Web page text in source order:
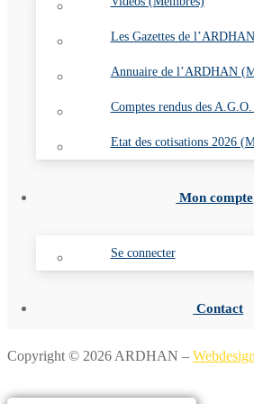
Les Gazettes de
Annuaire de l’ARDHAN
Comptes rendus des
Etat des cotisations 2026
Mon compte
Se connecter
Contact
Copyright © 2026 ARDHAN –